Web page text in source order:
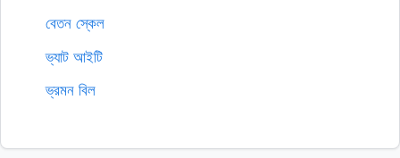
বেতন স্কেল
ভ্যাট আইটি
ভ্রমন বিল